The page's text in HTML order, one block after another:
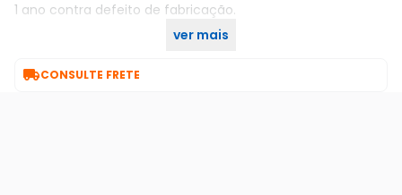
1 ano contra defeito de fabricação.
ver mais
CONSULTE FRETE